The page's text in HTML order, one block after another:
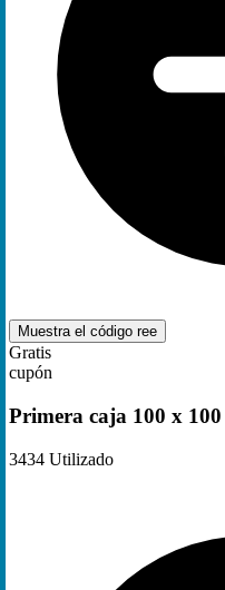
Muestra el código ree
Gratis
cupón
Primera caja 100 x
3434 Utilizado